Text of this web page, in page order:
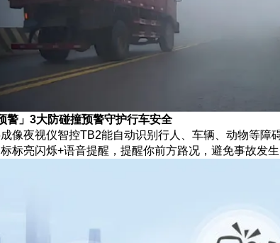
警」3大防碰撞预警守护行车安全
像夜视仪智控TB2能自动识别行人、车辆、动物等
标亮闪烁+语音提醒，提醒你前方路况，避免事故发生